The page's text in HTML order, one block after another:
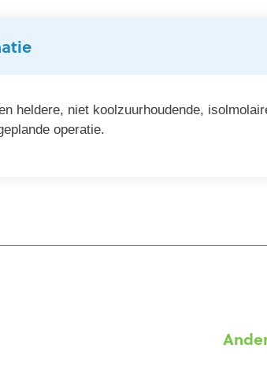
heldere, niet koolzuurhoudende,
operatie.